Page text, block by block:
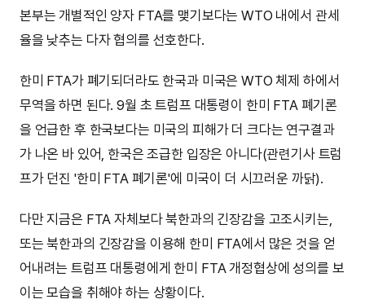
본부는 개별적인 양자 FTA를 맺기보다는 WTO 내에서 관세
율을 낮추는 다자 협의를 선호한다.
한미 FTA가 폐기되더라도 한국과 미국은 WTO 체제 하에서
무역을 하면 된다. 9월 초 트럼프 대통령이 한미 FTA 폐기론
을 언급한 후 한국보다는 미국의 피해가 더 크다는 연구결과
가 나온 바 있어, 한국은 조급한 입장은 아니다(관련기사 트럼
프가 던진 '한미 FTA 폐기론'에 미국이 더 시끄러운 까닭).
다만 지금은 FTA 자체보다 북한과의 긴장감을 고조시키는,
또는 북한과의 긴장감을 이용해 한미 FTA에서 많은 것을 얻
어내려는 트럼프 대통령에게 한미 FTA 개정협상에 성의를 보
이는 모습을 취해야 하는 상황이다.